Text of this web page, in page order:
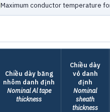
Maximum conductor temperature
Chiều dày băng
nhôm danh định
Nominal Al tape
thickness
Chiều dày
vỏ danh
định
Nominal
sheath
thickness